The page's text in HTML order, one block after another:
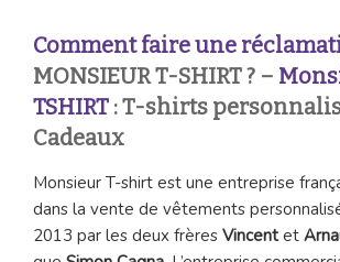
Comment faire une
MONSIEUR T-SHIRT ? –
TSHIRT : T-shirts
Cadeaux
Monsieur T-shirt est une entreprise
dans la vente de vêtements
2013 par les deux frères Vincentet